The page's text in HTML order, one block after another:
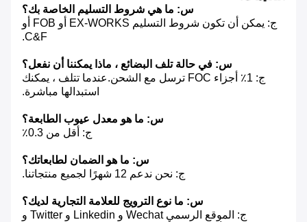
س: ما هي شروط التسليم الخاصة بك؟
ج: يمكن أن تكون شروط التسليم EX-WORKS أو FOB أو
C&F.
س: في حالة تلف البضائع ، ماذا يمكننا أن نفعل؟
ج: 1٪ أجزاء FOC ترسل مع الشحن.عندما تتلف ، يمكنك
استبدالها مباشرة.
س: ما هو معدل عيوب الطابعة؟
ج: أقل من 0.3٪
س: ما هو الضمان لطابعاتك؟
ج: نحن ندعم 12 شهرًا لجميع منتجاتنا.
س: ما نوع الترويج للعلامة التجارية لديك؟
ج: الموقع الرسمي Wechat و Linkedin و Twitter و